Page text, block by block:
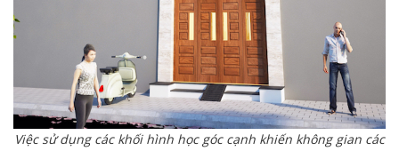
Việc sử dụng các khối hình học góc cạnh khiến không gian các